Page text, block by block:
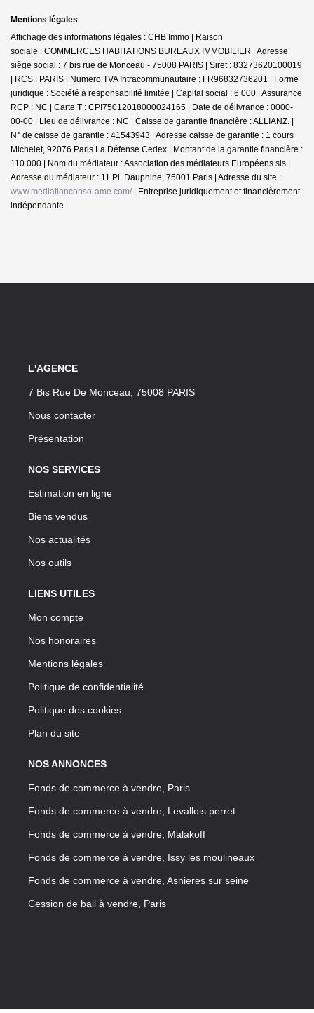
Mentions légales
Affichage des informations légales : CHB Immo | Raison
sociale : COMMERCES HABITATIONS BUREAUX IMMOBILIER | Adresse
siège social : 7 bis rue de Monceau - 75008 PARIS | Siret : 83273620100019
| RCS : PARIS | Numero TVA Intracommunautaire : FR96832736201 | Forme
juridique : Société à responsabilité limitée | Capital social : 6 000 | Assurance
RCP : NC | Carte T : CPI75012018000024165 | Date de délivrance : 0000-
00-00 | Lieu de délivrance : NC | Caisse de garantie financière : ALLIANZ. |
N° de caisse de garantie : 41543943 | Adresse caisse de garantie : 1 cours
Michelet, 92076 Paris La Défense Cedex | Montant de la garantie financière :
110 000 | Nom du médiateur : Association des médiateurs Européens sis |
Adresse du médiateur : 11 Pl. Dauphine, 75001 Paris | Adresse du site :
www.mediationconso-ame.com/ | Entreprise juridiquement et financièrement
indépendante
L'AGENCE
7 Bis Rue De Monceau, 75008 PARIS
Nous contacter
Présentation
NOS SERVICES
Estimation en ligne
Biens vendus
Nos actualités
Nos outils
LIENS UTILES
Mon compte
Nos honoraires
Mentions légales
Politique de confidentialité
Politique des cookies
Plan du site
NOS ANNONCES
Fonds de commerce à vendre, Paris
Fonds de commerce à vendre, Levallois perret
Fonds de commerce à vendre, Malakoff
Fonds de commerce à vendre, Issy les moulineaux
Fonds de commerce à vendre, Asnieres sur seine
Cession de bail à vendre, Paris